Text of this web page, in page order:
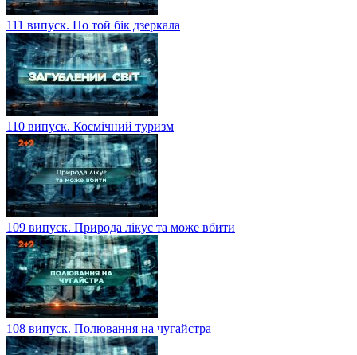
111 випуск. По той бік дзеркала
110 випуск. Космічний туризм
109 випуск. Природа лікує та може вбити
108 випуск. Полювання на чугайстра